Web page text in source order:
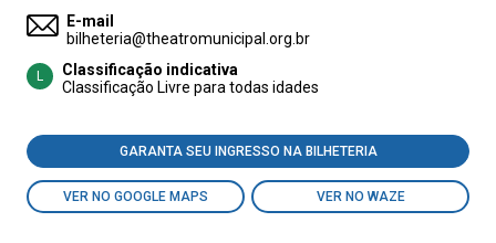
E-mail
bilheteria@theatromunicipal.org.br
L
Classificação indicativa
Classificação Livre para todas idades
GARANTA SEU INGRESSO NA BILHETERIA
VER NO GOOGLE MAPS VER NO WAZE